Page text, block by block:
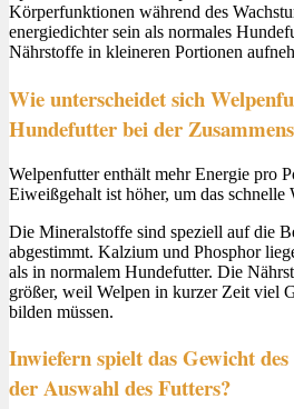
Körperfunktionen während des
energiedichter sein als normales
Nährstoffe in kleineren Portionen
Wie unterscheidet sich
Hundefutter bei der
Welpenfutter enthält mehr Energie pro
Eiweißgehalt ist höher, um das schnelle
Die Mineralstoffe sind speziell auf die
abgestimmt. Kalzium und Phosphor
als in normalem Hundefutter. Die
größer, weil Welpen in kurzer Zeit viel
bilden müssen.
Inwiefern spielt das Gewicht
der Auswahl des Futters?